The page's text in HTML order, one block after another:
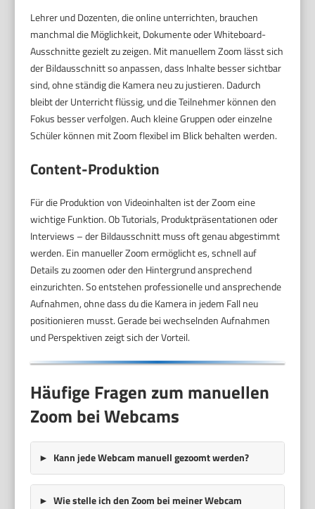
Lehrer und Dozenten, die online unterrichten, brauchen
manchmal die Möglichkeit, Dokumente oder Whiteboard-
Ausschnitte gezielt zu zeigen. Mit manuellem Zoom lässt sich
der Bildausschnitt so anpassen, dass Inhalte besser sichtbar
sind, ohne ständig die Kamera neu zu justieren. Dadurch
bleibt der Unterricht flüssig, und die Teilnehmer können den
Fokus besser verfolgen. Auch kleine Gruppen oder einzelne
Schüler können mit Zoom flexibel im Blick behalten werden.
Content-Produktion
Für die Produktion von Videoinhalten ist der Zoom eine
wichtige Funktion. Ob Tutorials, Produktpräsentationen oder
Interviews – der Bildausschnitt muss oft genau abgestimmt
werden. Ein manueller Zoom ermöglicht es, schnell auf
Details zu zoomen oder den Hintergrund ansprechend
einzurichten. So entstehen professionelle und ansprechende
Aufnahmen, ohne dass du die Kamera in jedem Fall neu
positionieren musst. Gerade bei wechselnden Aufnahmen
und Perspektiven zeigt sich der Vorteil.
Häufige Fragen zum manuellen
Zoom bei Webcams
Kann jede Webcam manuell gezoomt werden?
Wie stelle ich den Zoom bei meiner Webcam